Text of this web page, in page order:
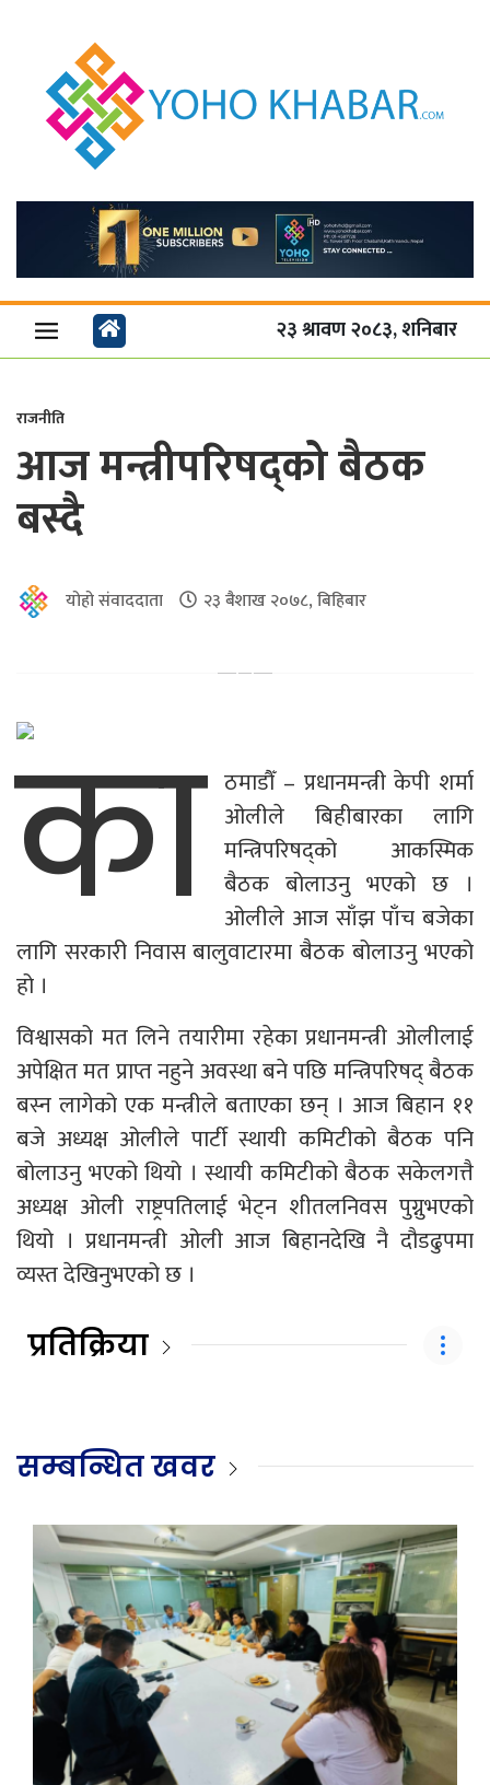
२३ श्रावण २०८३, शनिबार
राजनीति
आज मन्त्रीपरिषद्को बैठक
बस्दै
योहो संवाददाता २३ बैशाख २०७८, बिहिबार
का ठमाडौँ – प्रधानमन्त्री केपी शर्मा
ओलीले बिहीबारका लागि
मन्त्रिपरिषद्को आकस्मिक
बैठक बोलाउनु भएको छ ।
ओलीले आज साँझ पाँच बजेका
लागि सरकारी निवास बालुवाटारमा बैठक बोलाउनु भएको
हो ।
विश्वासको मत लिने तयारीमा रहेका प्रधानमन्त्री ओलीलाई
अपेक्षित मत प्राप्त नहुने अवस्था बने पछि मन्त्रिपरिषद् बैठक
बस्न लागेको एक मन्त्रीले बताएका छन् । आज बिहान ११
बजे अध्यक्ष ओलीले पार्टी स्थायी कमिटीको बैठक पनि
बोलाउनु भएको थियो । स्थायी कमिटीको बैठक सकेलगत्तै
अध्यक्ष ओली राष्ट्रपतिलाई भेट्न शीतलनिवस पुग्नुभएको
थियो । प्रधानमन्त्री ओली आज बिहानदेखि नै दौडढुपमा
व्यस्त देखिनुभएको छ ।
प्रतिक्रिया
सम्बन्धित खवर